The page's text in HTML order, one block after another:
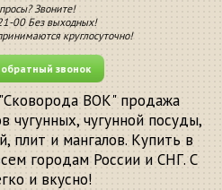
Звоните!
00 Без выходных!
круглосуточно!
звонок
ВОК" продажа
чугунных, чугунной посуды,
плит и мангалов. Купить в
городам России и СНГ. С
и вкусно!